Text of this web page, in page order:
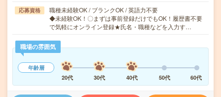
応募資格
職種未経験OK / ブランクOK / 英語力不要
◆未経験OK！〇まずは事前登録だけでもOK！履歴書不要
で気軽にオンライン登録★氏名・職種などを入力す…
職場の雰囲気
年齢層
20代
30代 40代 50代 60代